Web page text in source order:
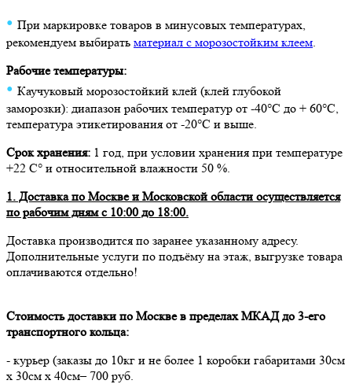
• При маркировке товаров в минусовых температурах,
рекомендуем выбирать материал с морозостойким клеем
Рабочие температуры:
• Каучуковый морозостойкий клей (клей глубокой
заморозки): диапазон рабочих температур от -40°C до + 60°C,
температура этикетирования от -20°C и выше.
Срок хранения: 1 год, при условии хранения при температуре
+22 С° и относительной влажности 50 %.
1. Доставка по Москве и Московской области осуществляется
по рабочим дням с 10:00 до 18:00.
Доставка производится по заранее указанному адресу.
Дополнительные услуги по подъёму на этаж, выгрузке товара
оплачиваются отдельно!
Стоимость доставки по Москве в пределах МКАД до 3-его
транспортного кольца:
- курьер (заказы до 10кг и не более 1 коробки габаритами 30см
х 30см х 40см– 700 руб.